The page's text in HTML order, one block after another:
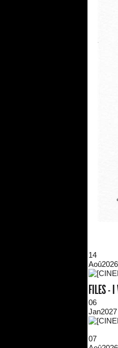
14
Aoû2026
FILES - I
06
Jan2027
07